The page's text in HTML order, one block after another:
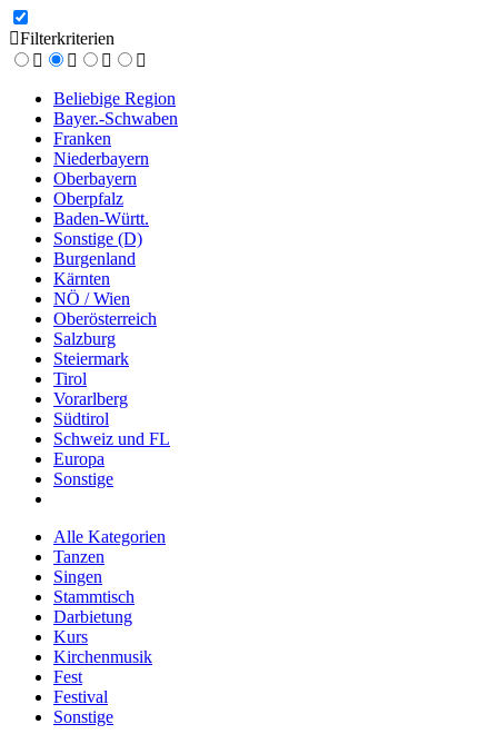
Filterkriterien
Beliebige Region
Bayer.-Schwaben
Franken
Niederbayern
Oberbayern
Oberpfalz
Baden-Württ.
Sonstige (D)
Burgenland
Kärnten
NÖ / Wien
Oberösterreich
Salzburg
Steiermark
Tirol
Vorarlberg
Südtirol
Schweiz und FL
Europa
Sonstige
Alle Kategorien
Tanzen
Singen
Stammtisch
Darbietung
Kurs
Kirchenmusik
Fest
Festival
Sonstige